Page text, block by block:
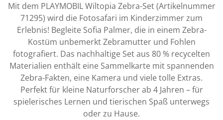
Mit dem PLAYMOBIL Wiltopia Zebra-Set (Artikelnummer
71295) wird die Fotosafari im Kinderzimmer zum
Erlebnis! Begleite Sofia Palmer, die in einem Zebra-
Kostüm unbemerkt Zebramutter und Fohlen
fotografiert. Das nachhaltige Set aus 80 % recycelten
Materialien enthält eine Sammelkarte mit spannenden
Zebra-Fakten, eine Kamera und viele tolle Extras.
Perfekt für kleine Naturforscher ab 4 Jahren – für
spielerisches Lernen und tierischen Spaß unterwegs
oder zu Hause.